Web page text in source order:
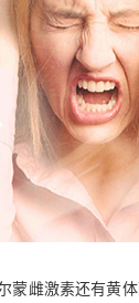
蒙雌激素还有黄